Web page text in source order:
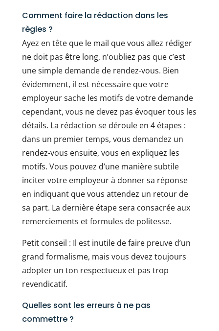
Comment faire la rédaction dans les
règles ?
Ayez en tête que le mail que vous allez rédiger
ne doit pas être long, n’oubliez pas que c’est
une simple demande de rendez-vous. Bien
évidemment, il est nécessaire que votre
employeur sache les motifs de votre demande
cependant, vous ne devez pas évoquer tous les
détails. La rédaction se déroule en 4 étapes :
dans un premier temps, vous demandez un
rendez-vous ensuite, vous en expliquez les
motifs. Vous pouvez d’une manière subtile
inciter votre employeur à donner sa réponse
en indiquant que vous attendez un retour de
sa part. La dernière étape sera consacrée aux
remerciements et formules de politesse.
Petit conseil : Il est inutile de faire preuve d’un
grand formalisme, mais vous devez toujours
adopter un ton respectueux et pas trop
revendicatif.
Quelles sont les erreurs à ne pas
commettre ?